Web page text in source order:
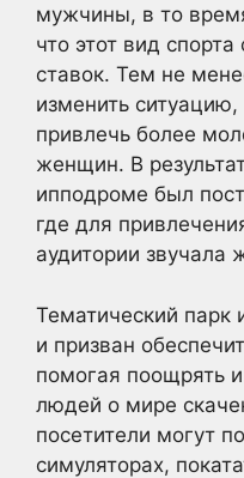
мужчины, в то
что этот вид
ставок. Тем не
изменить
привлечь более
женщин. В
ипподроме был
где для
аудитории звучала
Тематический парк
и призван
помогая поощрять
людей о мире
посетители могут
симуляторах,